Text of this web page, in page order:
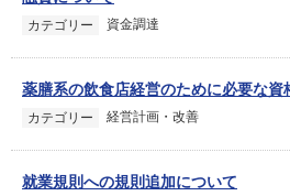
カテゴリー 資金調達
薬膳系の飲食店経営のために必要な資
カテゴリー 経営計画・改善
就業規則への規則追加について